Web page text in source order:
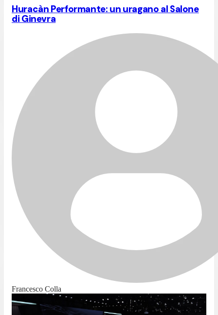
Huracàn Performante: un uragano al Salone
di Ginevra
Francesco Colla